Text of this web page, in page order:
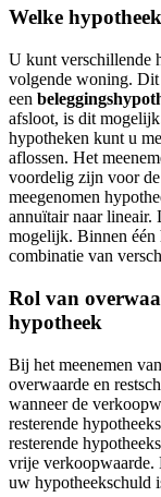
Welke
U kunt verschillende
volgende woning. Dit
een
afsloot, is dit
hypotheken kunt u
aflossen. Het
voordelig zijn voor
meegenomen
annuïtair naar lineair.
mogelijk. Binnen één
combinatie van
Rol van
hypotheek
Bij het meenemen
overwaarde en
wanneer de
resterende
resterende
vrije verkoopwaarde.
uw hypotheekschuld